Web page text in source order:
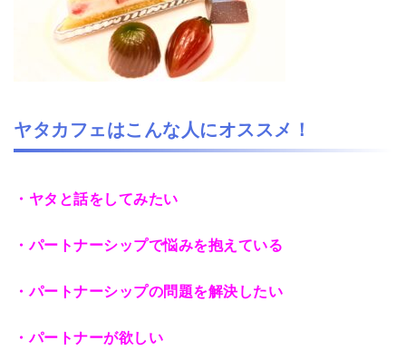
ヤタカフェはこんな人にオススメ！
・ヤタと話をしてみたい
・パートナーシップで悩みを抱えている
・パートナーシップの問題を解決したい
・パートナーが欲しい